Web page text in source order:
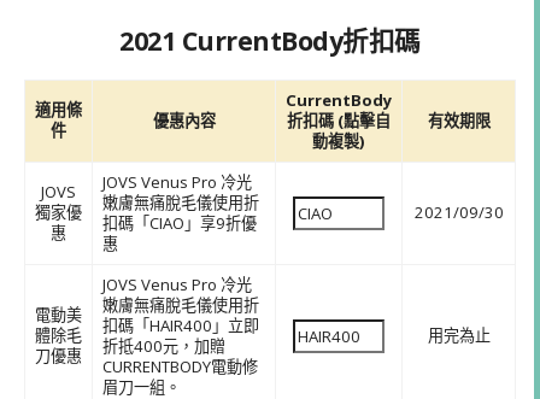
2021 CurrentBody折扣碼
適用條
件
優惠內容
CurrentBody
折扣碼 (點擊自
動複製)
有效期限
JOVS
獨家優
惠
JOVS Venus Pro 冷光
嫩膚無痛脫毛儀使用折
扣碼「CIAO」享9折優
惠
2021/09/30
電動美
體除毛
刀優惠
JOVS Venus Pro 冷光
嫩膚無痛脫毛儀使用折
扣碼「HAIR400」立即
折抵400元，加贈
CURRENTBODY電動修
眉刀一組。
用完為止